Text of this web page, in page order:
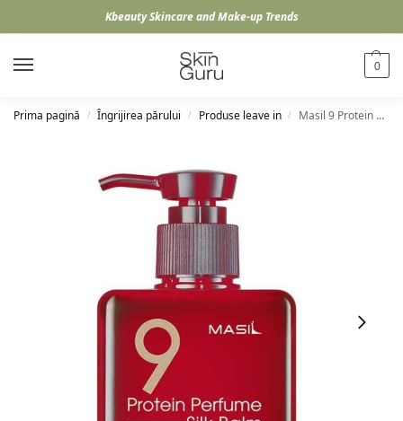
Kbeauty Skincare and Make-up Trends
0
Prima pagină / Îngrijirea părului / Produse leave in / Masil 9 Protein Perfume Silk Balm Sweet Love